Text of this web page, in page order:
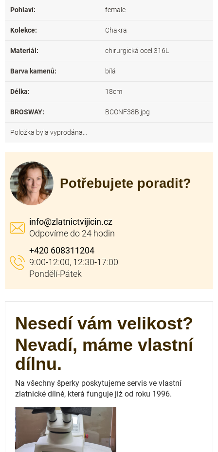
Pohlaví: female
Kolekce: Chakra
Materiál : chirurgická ocel 316L
Barva kamenů: bílá
Délka: 18cm
BROSWAY: BCONF38B.jpg
Položka byla vyprodána…
Potřebujete poradit?
info@zlatnictvijicin.cz
+420 608311204
Nesedí vám velikost?
Nevadí, máme vlastní
dílnu.
Na všechny šperky poskytujeme servis ve vlastní
zlatnické dílně, která funguje již od roku 1996.